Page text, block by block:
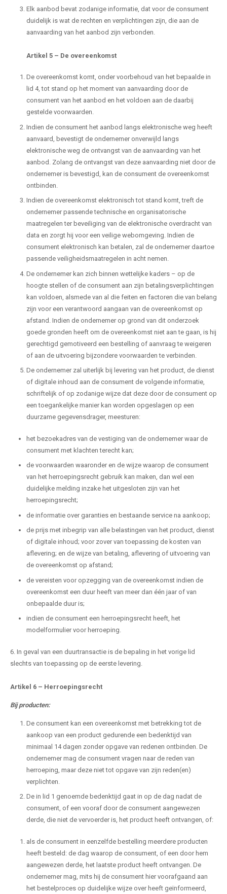
Elk aanbod bevat zodanige informatie, dat voor de consument
duidelijk is wat de rechten en verplichtingen zijn, die aan de
aanvaarding van het aanbod zijn verbonden.
Artikel 5 – De overeenkomst
De overeenkomst komt, onder voorbehoud van het bepaalde in
lid 4, tot stand op het moment van aanvaarding door de
consument van het aanbod en het voldoen aan de daarbij
gestelde voorwaarden.
Indien de consument het aanbod langs elektronische weg heeft
aanvaard, bevestigt de ondernemer onverwijld langs
elektronische weg de ontvangst van de aanvaarding van het
aanbod. Zolang de ontvangst van deze aanvaarding niet door de
ondernemer is bevestigd, kan de consument de overeenkomst
ontbinden.
Indien de overeenkomst elektronisch tot stand komt, treft de
ondernemer passende technische en organisatorische
maatregelen ter beveiliging van de elektronische overdracht van
data en zorgt hij voor een veilige webomgeving. Indien de
consument elektronisch kan betalen, zal de ondernemer daartoe
passende veiligheidsmaatregelen in acht nemen.
De ondernemer kan zich binnen wettelijke kaders – op de
hoogte stellen of de consument aan zijn betalingsverplichtingen
kan voldoen, alsmede van al die feiten en factoren die van belang
zijn voor een verantwoord aangaan van de overeenkomst op
afstand. Indien de ondernemer op grond van dit onderzoek
goede gronden heeft om de overeenkomst niet aan te gaan, is hij
gerechtigd gemotiveerd een bestelling of aanvraag te weigeren
of aan de uitvoering bijzondere voorwaarden te verbinden.
De ondernemer zal uiterlijk bij levering van het product, de dienst
of digitale inhoud aan de consument de volgende informatie,
schriftelijk of op zodanige wijze dat deze door de consument op
een toegankelijke manier kan worden opgeslagen op een
duurzame gegevensdrager, meesturen:
het bezoekadres van de vestiging van de ondernemer waar de
consument met klachten terecht kan;
de voorwaarden waaronder en de wijze waarop de consument
van het herroepingsrecht gebruik kan maken, dan wel een
duidelijke melding inzake het uitgesloten zijn van het
herroepingsrecht;
de informatie over garanties en bestaande service na aankoop;
de prijs met inbegrip van alle belastingen van het product, dienst
of digitale inhoud; voor zover van toepassing de kosten van
aflevering; en de wijze van betaling, aflevering of uitvoering van
de overeenkomst op afstand;
de vereisten voor opzegging van de overeenkomst indien de
overeenkomst een duur heeft van meer dan één jaar of van
onbepaalde duur is;
indien de consument een herroepingsrecht heeft, het
modelformulier voor herroeping.
6. In geval van een duurtransactie is de bepaling in het vorige lid
slechts van toepassing op de eerste levering.
Artikel 6 – Herroepingsrecht
Bij producten:
De consument kan een overeenkomst met betrekking tot de
aankoop van een product gedurende een bedenktijd van
minimaal 14 dagen zonder opgave van redenen ontbinden. De
ondernemer mag de consument vragen naar de reden van
herroeping, maar deze niet tot opgave van zijn reden(en)
verplichten.
De in lid 1 genoemde bedenktijd gaat in op de dag nadat de
consument, of een vooraf door de consument aangewezen
derde, die niet de vervoerder is, het product heeft ontvangen, of:
als de consument in eenzelfde bestelling meerdere producten
heeft besteld: de dag waarop de consument, of een door hem
aangewezen derde, het laatste product heeft ontvangen. De
ondernemer mag, mits hij de consument hier voorafgaand aan
het bestelproces op duidelijke wijze over heeft geïnformeerd,